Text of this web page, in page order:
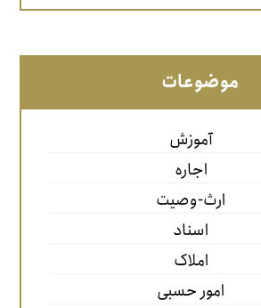
موضوعات
آموزش
اجاره
ارث-وصیت
اسناد
املاک
امور حسبی